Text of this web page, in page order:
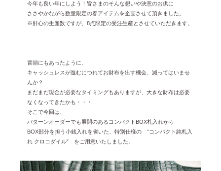
イベント 2026年1月 [2]
2025年12月 [2]
2025年9月 [8]
2025年8月 [5]
2025年6月 [3]
2025年5月 [3]
今年も良い年にしよう！皆さまのそんな想いや決意のお供に
ささやかながら数量限定の春アイテムを企画させて頂きました。
※肝心の生産数ですが、8点限定の受注生産とさせていただきます。
冒頭にもあったように、
キャッシュレスが進むにつれてお財布を出す機会、減ってはいませ
んか？
まだまだ現金が必要なタイミングもありますが、大きな財布は必要
なくなってきたかも・・・
そこで今回は、
パターンオーダーでも展開のあるコンパクトBOX札入れから
BOX部分を担う小銭入れを省いた、特別仕様の “コンパクト純札入
れ クロコダイル” をご用意いたしました。